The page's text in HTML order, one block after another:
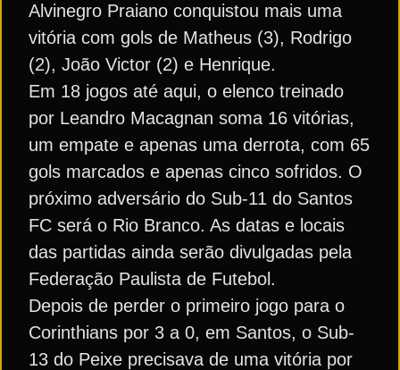
Alvinegro Praiano conquistou mais uma
vitória com gols de Matheus (3), Rodrigo
(2), João Victor (2) e Henrique.
Em 18 jogos até aqui, o elenco treinado
por Leandro Macagnan soma 16 vitórias,
um empate e apenas uma derrota, com 65
gols marcados e apenas cinco sofridos. O
próximo adversário do Sub-11 do Santos
FC será o Rio Branco. As datas e locais
das partidas ainda serão divulgadas pela
Federação Paulista de Futebol.
Depois de perder o primeiro jogo para o
Corinthians por 3 a 0, em Santos, o Sub-
13 do Peixe precisava de uma vitória por